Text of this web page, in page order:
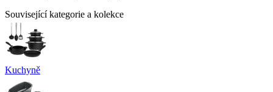
Související kategorie a kolekce
Kuchyně